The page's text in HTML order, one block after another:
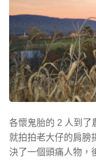
各懷鬼胎的 2 人到了
就拍拍老大仔的肩膀
決了一個頭痛人物，